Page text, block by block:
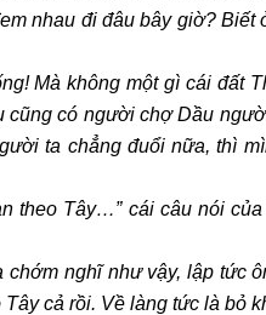
nhau đi đâu bây giờ?
Mà không một gì cái đất
có người chợ Dầu
ta chẳng đuổi nữa, thì
theo Tây…” cái câu nói
chớm nghĩ như vậy, lập tức
cả rồi. Về làng tức là bỏ